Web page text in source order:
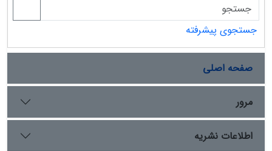
جستجوی پیشرفته
صفحه اصلی
مرور
اطلاعات نشریه